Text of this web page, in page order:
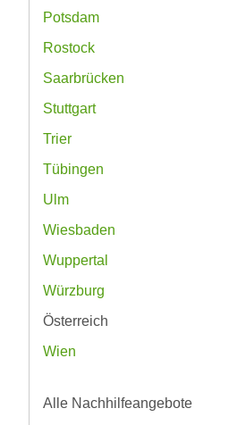
Potsdam
Rostock
Saarbrücken
Stuttgart
Trier
Tübingen
Ulm
Wiesbaden
Wuppertal
Würzburg
Österreich
Wien
Alle Nachhilfeangebote